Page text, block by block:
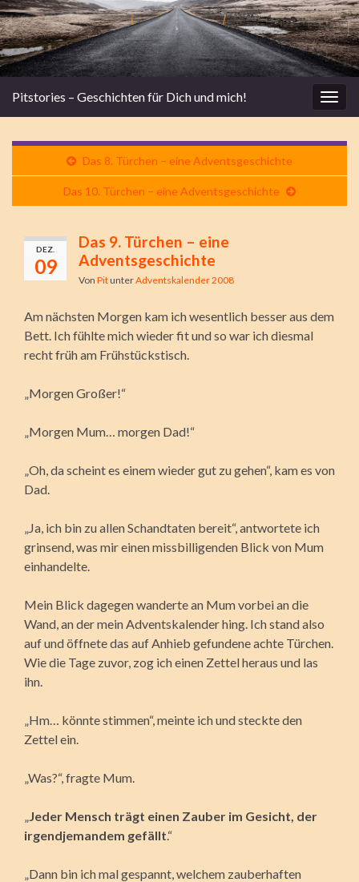
Pitstories – Geschichten für Dich und mich!
Das 8. Türchen – eine Adventsgeschichte
Das 10. Türchen – eine Adventsgeschichte
DEZ.
09
Das 9. Türchen – eine
Adventsgeschichte
Von PitunterAdventskalender 2008
Am nächsten Morgen kam ich wesentlich besser aus dem
Bett. Ich fühlte mich wieder fit und so war ich diesmal
recht früh am Frühstückstisch.
„Morgen Großer!“
„Morgen Mum… morgen Dad!“
„Oh, da scheint es einem wieder gut zu gehen“, kam es von
Dad.
„Ja, ich bin zu allen Schandtaten bereit“, antwortete ich
grinsend, was mir einen missbilligenden Blick von Mum
einhandelte.
Mein Blick dagegen wanderte an Mum vorbei an die
Wand, an der mein Adventskalender hing. Ich stand also
auf und öffnete das auf Anhieb gefundene achte Türchen.
Wie die Tage zuvor, zog ich einen Zettel heraus und las
ihn.
„Hm… könnte stimmen“, meinte ich und steckte den
Zettel ein.
„Was?“, fragte Mum.
Jeder Mensch trägt einen Zauber im Gesicht, der
irgendjemandem gefällt.“
„Dann bin ich mal gespannt, welchem zauberhaften